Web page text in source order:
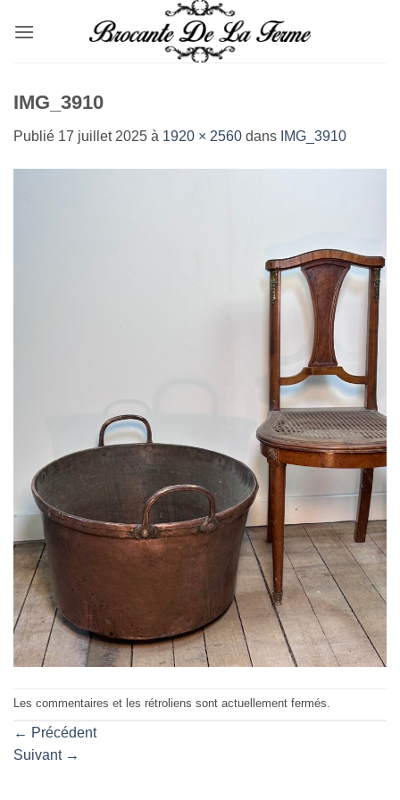
IMG_3910
Publié 17 juillet 2025 à 1920 × 2560 dans IMG_3910
Les commentaires et les rétroliens sont actuellement fermés.
← Précédent
Suivant →